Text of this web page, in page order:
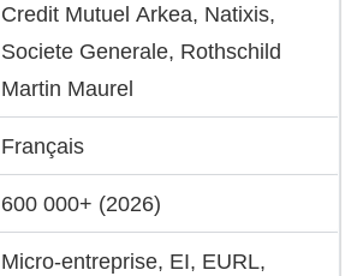
Credit Mutuel Arkea, Natixis,
Societe Generale, Rothschild
Martin Maurel
Français
600 000+ (2026)
Micro-entreprise, EI, EURL,